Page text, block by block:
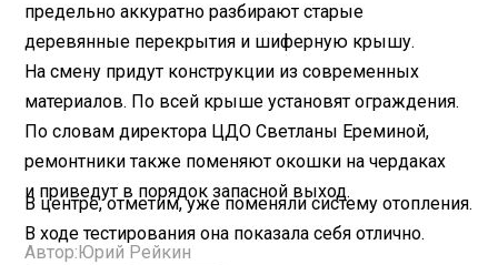
предельно аккуратно разбирают старые
деревянные перекрытия и шиферную крышу.
На смену придут конструкции из современных
материалов. По всей крыше установят ограждения.
По словам директора ЦДО Светланы Ереминой,
ремонтники также поменяют окошки на чердаках
и приведут в порядок запасной выход.
В центре, отметим, уже поменяли систему отопления.
В ходе тестирования она показала себя отлично.
Автор: Юрий Рейкин